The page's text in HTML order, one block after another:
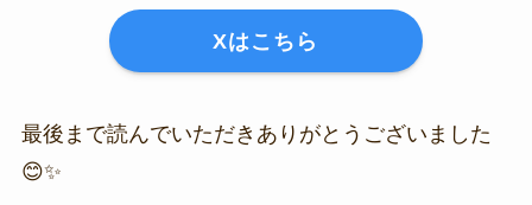
Xはこちら
最後まで読んでいただきありがとうございました
😊✨